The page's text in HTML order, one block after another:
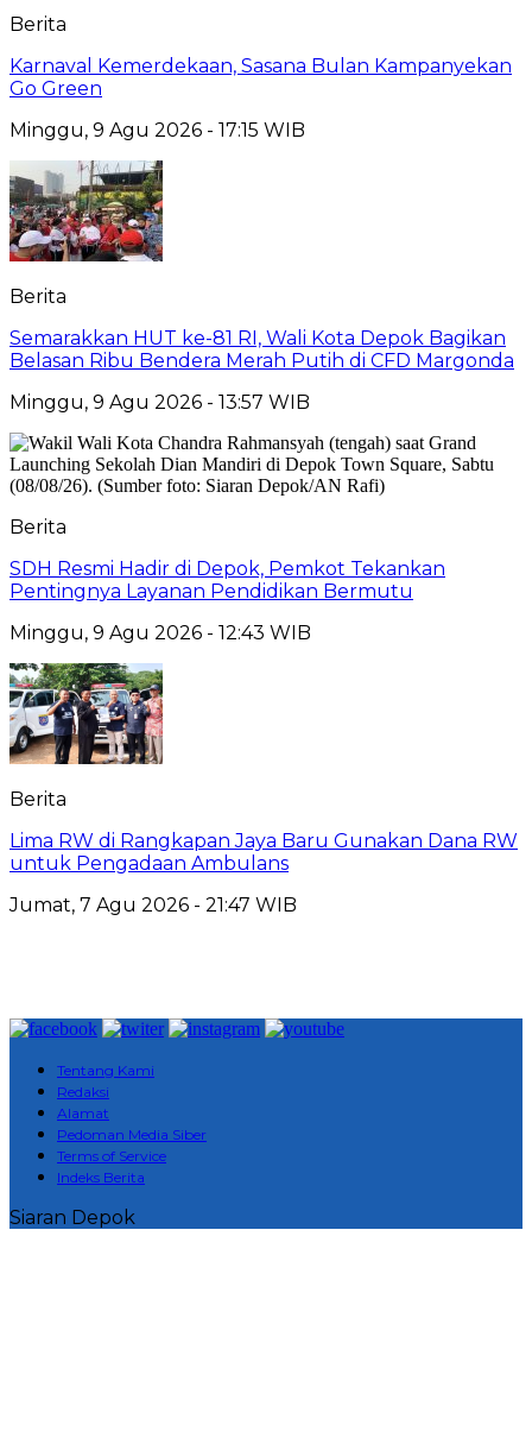
Berita
Karnaval Kemerdekaan, Sasana Bulan Kampanyekan
Go Green
Minggu, 9 Agu 2026 - 17:15 WIB
Berita
Semarakkan HUT ke-81 RI, Wali Kota Depok Bagikan
Belasan Ribu Bendera Merah Putih di CFD Margonda
Minggu, 9 Agu 2026 - 13:57 WIB
Berita
SDH Resmi Hadir di Depok, Pemkot Tekankan
Pentingnya Layanan Pendidikan Bermutu
Minggu, 9 Agu 2026 - 12:43 WIB
Berita
Lima RW di Rangkapan Jaya Baru Gunakan Dana RW
untuk Pengadaan Ambulans
Jumat, 7 Agu 2026 - 21:47 WIB
Tentang Kami
Redaksi
Alamat
Pedoman Media Siber
Terms of Service
Indeks Berita
Siaran Depok